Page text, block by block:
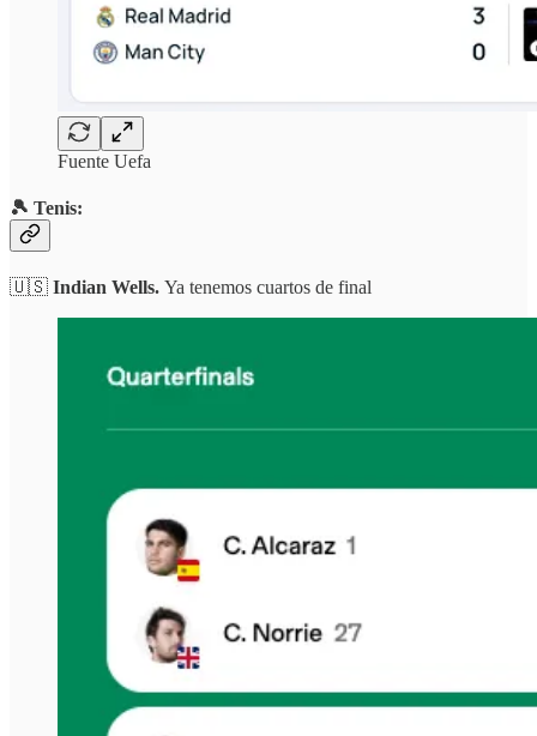
Fuente Uefa
🎾 Tenis:
🇺🇸 Indian Wells. Ya tenemos cuartos de final